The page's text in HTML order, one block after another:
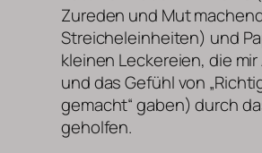
Zureden und Mut
Streicheleinheiten) und
kleinen Leckereien, die
und das Gefühl von
gemacht“ gaben) durch
geholfen.